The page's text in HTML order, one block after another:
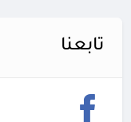
تابعنا